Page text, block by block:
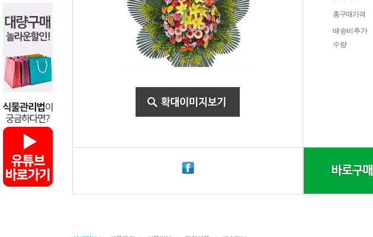
총구매가격
배송비추가
수량